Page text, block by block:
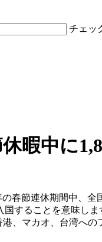
チェッ
暇中に
春節連休期間中、全
国することを意味し
、マカオ、台湾への